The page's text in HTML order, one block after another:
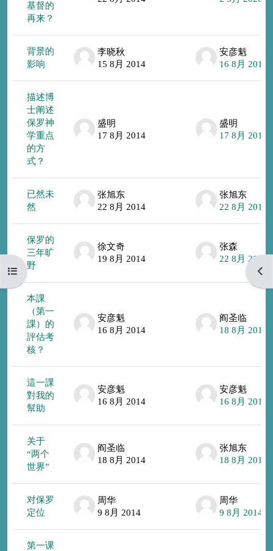
打开课程索引 打
基督的
再来？
背景的
影响
李晓秋
15 8月 2014
安彦魁
16 8月 2014
描述博
士阐述
保罗神
学重点
的方
式？
盛明
17 8月 2014
盛明
17 8月 2014
已然未
然
张旭东
22 8月 2014
张旭东
22 8月 2014
保罗的
三年旷
野
徐文奇
19 8月 2014
张森
22 8月 2014
本課
（第一
課）的
評估考
核？
安彦魁
16 8月 2014
阎圣临
18 8月 2014
這一課
對我的
幫助
安彦魁
16 8月 2014
安彦魁
16 8月 2014
关于
“两个
世界”
阎圣临
18 8月 2014
张旭东
18 8月 2014
对保罗
定位
周华
9 8月 2014
周华
9 8月 2014
第一课